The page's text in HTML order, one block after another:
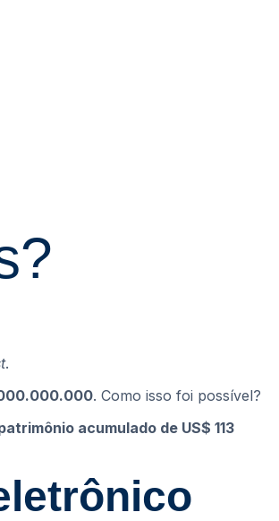
.
. Como isso foi possível?
acumulado de US$ 113